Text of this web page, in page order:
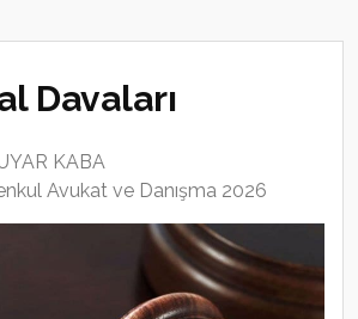
Davaları
KABA
Avukat ve Danışma 2026